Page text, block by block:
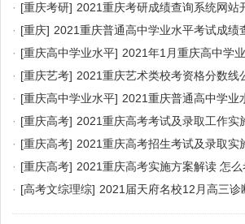
· [重庆考研] 2021重庆考研成绩查询系统网站
· [重庆] 2021重庆普通高中学业水平考试成绩
· [重庆高中学业水平] 2021年1月重庆高中学
· [重庆艺考] 2021重庆艺术类校考资格分数线
· [重庆高中学业水平] 2021重庆普通高中学业
· [重庆高考] 2021重庆高考考试及录取工作实
· [重庆高考] 2021重庆高考招生考试及录取实
· [重庆高考] 2021重庆高考实施方案解读 怎
· [高考文综理综] 2021届天府名校12月高三